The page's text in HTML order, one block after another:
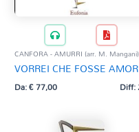
CANFORA - AMURRI (arr. M. Mangani)
VORREI CHE FOSSE
Da:€77,00 Diff: